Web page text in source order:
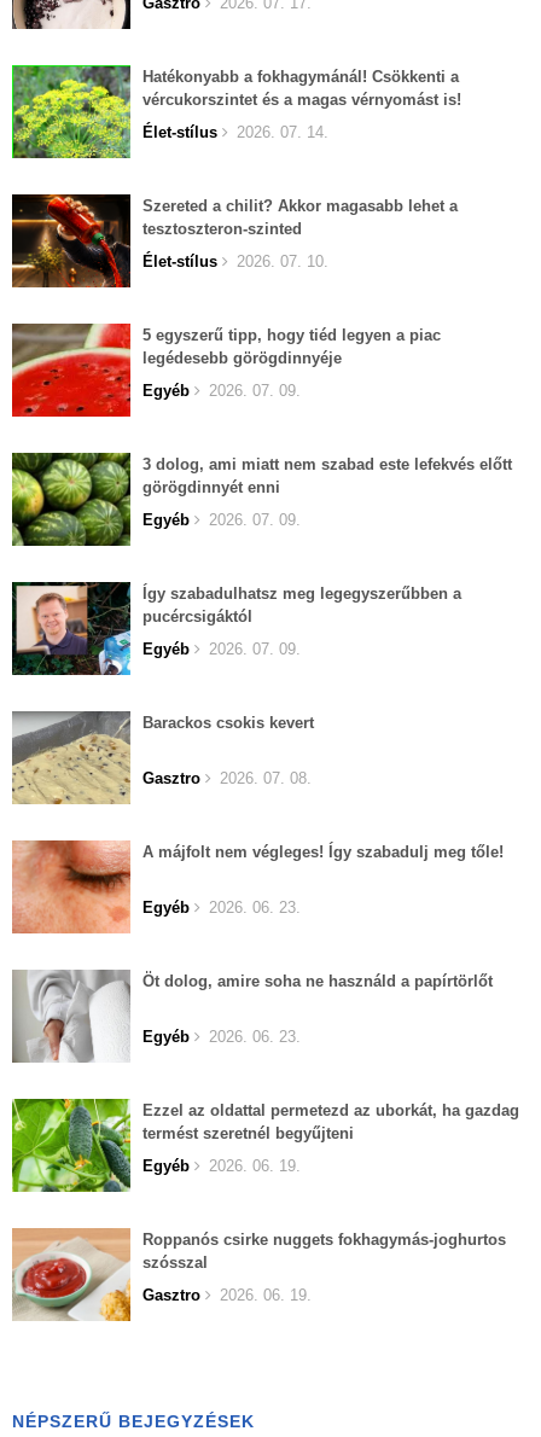
Hatékonyabb a fokhagymánál! Csökkenti a
vércukorszintet és a magas vérnyomást is!
Élet-stílus
2026. 07. 14.
Szereted a chilit? Akkor magasabb lehet a
tesztoszteron-szinted
Élet-stílus
2026. 07. 10.
5 egyszerű tipp, hogy tiéd legyen a piac
legédesebb görögdinnyéje
Egyéb
2026. 07. 09.
3 dolog, ami miatt nem szabad este lefekvés előtt
görögdinnyét enni
Egyéb
2026. 07. 09.
Így szabadulhatsz meg legegyszerűbben a
pucércsigáktól
Egyéb
2026. 07. 09.
Barackos csokis kevert
Gasztro 2026. 07. 08.
A májfolt nem végleges! Így szabadulj meg tőle!
Egyéb 2026. 06. 23.
Öt dolog, amire soha ne használd a papírtörlőt
Egyéb 2026. 06. 23.
Ezzel az oldattal permetezd az uborkát, ha gazdag
termést szeretnél begyűjteni
Egyéb
2026. 06. 19.
Roppanós csirke nuggets fokhagymás-joghurtos
szósszal
Gasztro
2026. 06. 19.
NÉPSZERŰ BEJEGYZÉSEK